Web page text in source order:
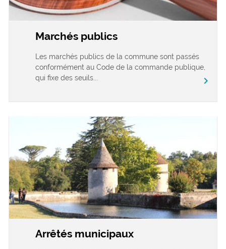
Marchés publics
Les marchés publics de la commune sont passés
conformément au Code de la commande publique,
qui fixe des seuils...
chevron_right
Arrêtés municipaux